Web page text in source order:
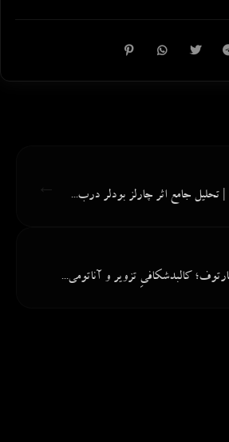
تحلیل جامع اثر چارلز بودلر درب... ←
کالبدشکافیِ تزویر و آناتومی...